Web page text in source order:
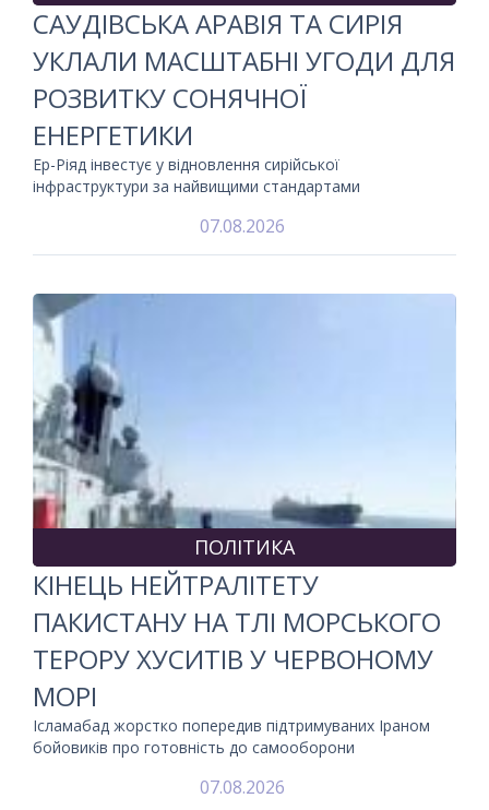
САУДІВСЬКА АРАВІЯ ТА СИРІЯ
УКЛАЛИ МАСШТАБНІ УГОДИ ДЛЯ
РОЗВИТКУ СОНЯЧНОЇ
ЕНЕРГЕТИКИ
Ер-Ріяд інвестує у відновлення сирійської
інфраструктури за найвищими стандартами
07.08.2026
ПОЛІТИКА
КІНЕЦЬ НЕЙТРАЛІТЕТУ
ПАКИСТАНУ НА ТЛІ МОРСЬКОГО
ТЕРОРУ ХУСИТІВ У ЧЕРВОНОМУ
МОРІ
Ісламабад жорстко попередив підтримуваних Іраном
бойовиків про готовність до самооборони
07.08.2026